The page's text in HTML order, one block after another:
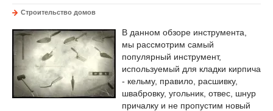
Строительство домов
В данном обзоре инструмента,
мы рассмотрим самый
популярный инструмент,
используемый для кладки кирпича
- кельму, правило, расшивку,
швабровку, угольник, отвес, шнур
причалку и не пропустим новый